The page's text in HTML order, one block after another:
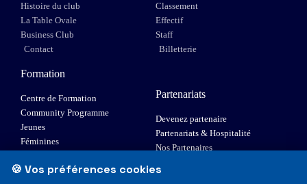
Histoire du club
La Table Ovale
Business Club
Contact
Classement
Effectif
Staff
Billetterie
Formation
Centre de Formation
Community Programme
Jeunes
Féminines
Elite 1
Partenariats
Devenez partenaire
Partenariats & Hospitalité
Nos Partenaires
🍪 Vos préférences cookies